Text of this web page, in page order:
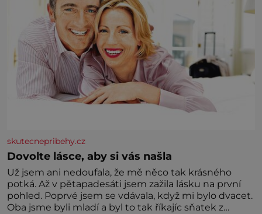
skutecnepribehy.cz
Dovolte lásce, aby si vás našla
Už jsem ani nedoufala, že mě něco tak krásného
potká. Až v pětapadesáti jsem zažila lásku na první
pohled. Poprvé jsem se vdávala, když mi bylo dvacet.
Oba jsme byli mladí a byl to tak říkajíc sňatek z